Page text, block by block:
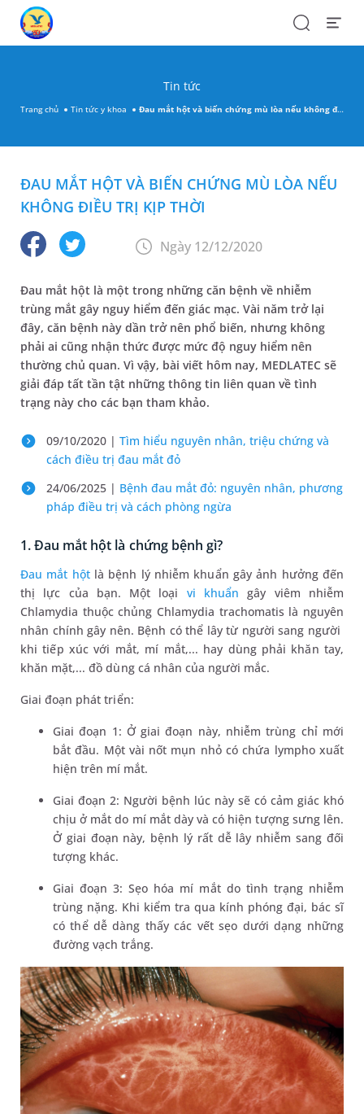
SearchOpen
Tin tức
Trang chủ Tin tức y khoa Đau mắt hột và biến chứng mù lòa nếu không điều trị kịp thời
ĐAU MẮT HỘT VÀ BIẾN CHỨNG MÙ LÒA NẾU
KHÔNG ĐIỀU TRỊ KỊP THỜI
Ngày 12/12/2020
Đau mắt hột là một trong những căn bệnh về nhiễm
trùng mắt gây nguy hiểm đến giác mạc. Vài năm trở lại
đây, căn bệnh này dần trở nên phổ biến, nhưng không
phải ai cũng nhận thức được mức độ nguy hiểm nên
thường chủ quan. Vì vậy, bài viết hôm nay, MEDLATEC sẽ
giải đáp tất tần tật những thông tin liên quan về tình
trạng này cho các bạn tham khảo.
09/10/2020 | Tìm hiểu nguyên nhân, triệu chứng và
cách điều trị đau mắt đỏ
24/06/2025 | Bệnh đau mắt đỏ: nguyên nhân, phương
pháp điều trị và cách phòng ngừa
1. Đau mắt hột là chứng bệnh gì?
Đau mắt hộtlà bệnh lý nhiễm khuẩn gây ảnh hưởng đến
thị lực của bạn. Một loại vi khuẩn gây viêm nhiễm
Chlamydia thuộc chủng Chlamydia trachomatis là nguyên
nhân chính gây nên. Bệnh có thể lây từ người sang người
khi tiếp xúc với mắt, mí mắt,... hay dùng phải khăn tay,
khăn mặt,... đồ dùng cá nhân của người mắc.
Giai đoạn phát triển:
Giai đoạn 1: Ở giai đoạn này, nhiễm trùng chỉ mới
bắt đầu. Một vài nốt mụn nhỏ có chứa lympho xuất
hiện trên mí mắt.
Giai đoạn 2: Người bệnh lúc này sẽ có cảm giác khó
chịu ở mắt do mí mắt dày và có hiện tượng sưng lên.
Ở giai đoạn này, bệnh lý rất dễ lây nhiễm sang đối
tượng khác.
Giai đoạn 3: Sẹo hóa mí mắt do tình trạng nhiễm
trùng nặng. Khi kiểm tra qua kính phóng đại, bác sĩ
có thể dễ dàng thấy các vết sẹo dưới dạng những
đường vạch trắng.